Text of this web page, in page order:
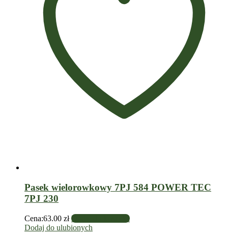
Pasek wielorowkowy 7PJ 584 POWER TEC
7PJ 230
Cena:63.00 zł Dodaj do koszyka
Dodaj do ulubionych